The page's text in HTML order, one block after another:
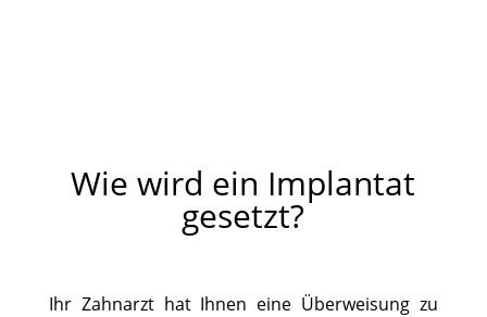
Wie wird ein Implantat
gesetzt?
Ihr Zahnarzt hat Ihnen eine Überweisung zu